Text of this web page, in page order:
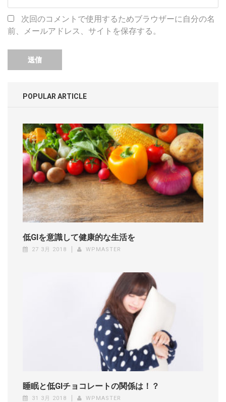
次回のコメントで使用するためブラウザーに自分の名
前、メールアドレス、サイトを保存する。
POPULAR ARTICLE
低GIを意識して健康的な生活を
27 3月 2018 WPMASTER
睡眠と低GIチョコレートの関係は！？
31 3月 2018 WPMASTER